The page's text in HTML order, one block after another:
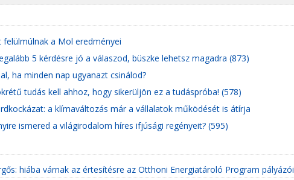
felülmúlnak a Mol eredményei
5 kérdésre jó a válaszod, büszke lehetsz magadra (873)
ha minden nap ugyanazt csinálod?
tudás kell ahhoz, hogy sikerüljön ez a tudáspróba! (578)
a klímaváltozás már a vállalatok működését is átírja
ismered a világirodalom híres ifjúsági regényeit? (595)
hiába várnak az értesítésre az Otthoni Energiatároló Program pályázói